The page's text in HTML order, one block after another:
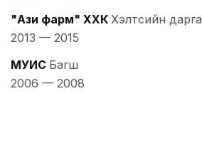
"Ази фарм" ХХК Хэлтсийн дарга
2013 — 2015
МУИС Багш
2006 — 2008